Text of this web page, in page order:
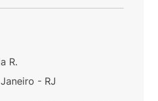
R.
- RJ